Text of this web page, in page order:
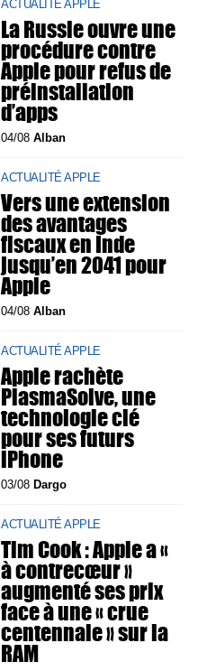
ACTUALITÉ APPLE
La Russie ouvre une
procédure contre
Apple pour refus de
préinstallation
d’apps
04/08Alban
ACTUALITÉ APPLE
Vers une extension
des avantages
fiscaux en Inde
jusqu’en 2041 pour
Apple
04/08Alban
ACTUALITÉ APPLE
Apple rachète
PlasmaSolve, une
technologie clé
pour ses futurs
iPhone
03/08 Dargo
ACTUALITÉ APPLE
Tim Cook : Apple a «
à contrecœur »
augmenté ses prix
face à une « crue
centennale » sur la
RAM